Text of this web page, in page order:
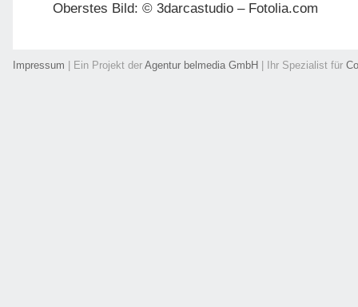
Oberstes Bild: © 3darcastudio – Fotolia.com
Impressum | Ein Projekt der Agentur belmedia GmbH | Ihr Spezialist für